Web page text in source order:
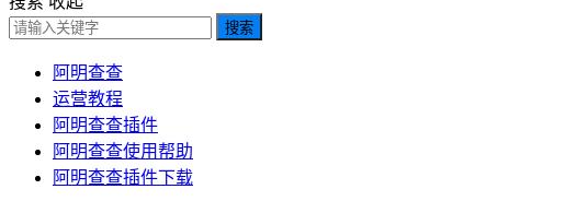
搜索
阿明查查
运营教程
阿明查查插件
阿明查查使用帮助
阿明查查插件下载